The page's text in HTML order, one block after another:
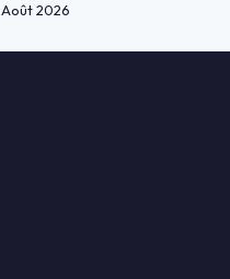
Août 2026